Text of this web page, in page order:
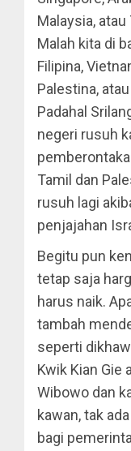
Malaysia, atau
Malah kita di
Filipina,
Palestina,
Padahal
negeri rusuh
Tamil dan
rusuh lagi
penjajahan
Begitu pun
tetap saja
harus naik.
tambah
seperti
Kwik Kian Gie
Wibowo dan
kawan, tak
bagi